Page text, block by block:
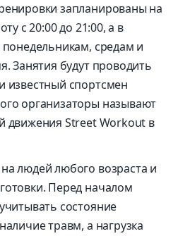
запланированы на
с 20:00 до 21:00, а в
средам и
Занятия будут проводить
известный спортсмен
организаторы называют
движения Street Workout в
людей любого возраста и
Перед началом
состояние
травм, а нагрузка